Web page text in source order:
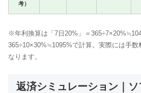
考）
※年利換算は「7日20%」＝
365÷10×30%≒1095%で計算。実際には手数
なります。
返済シミュレーション｜